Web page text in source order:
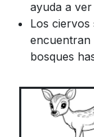
ayuda a
Los ciervos
encuentran
bosques